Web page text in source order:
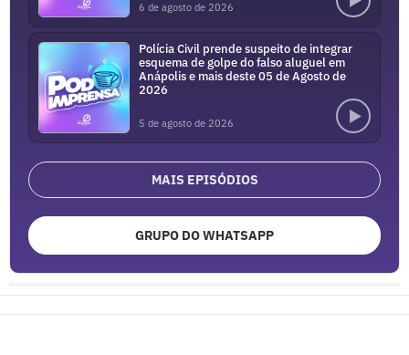
6 de agosto de 2026
Polícia Civil prende suspeito de integrar
esquema de golpe do falso aluguel em
Anápolis e mais deste 05 de Agosto de
2026
5 de agosto de 2026
MAIS EPISÓDIOS
GRUPO DO WHATSAPP